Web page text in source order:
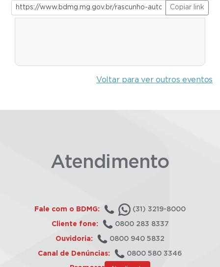
Copiar link
Voltar para ver outros eventos
Atendimento
Fale com o BDMG: (31) 3219-8000
Cliente fone: 0800 283 8337
Ouvidoria: 0800 940 5832
Canal de Denúncias: 0800 580 3346